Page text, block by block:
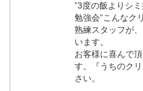
”3度の飯よりシ
勉強会”こんなク
熟練スタッフが
います。
お客様に喜んで
す。『うちのク
さい。